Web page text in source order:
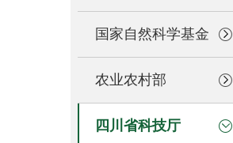
国家自然科学基金
农业农村部
四川省科技厅